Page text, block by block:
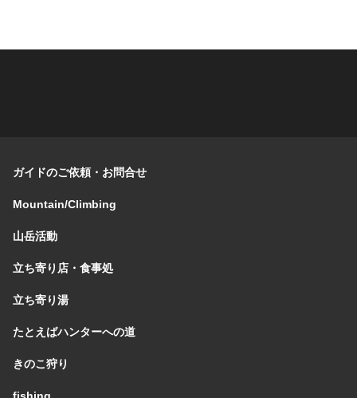
ガイドのご依頼・お問合せ
Mountain/Climbing
山岳活動
立ち寄り店・食事処
立ち寄り湯
たとえばハンターへの道
きのこ狩り
fishing